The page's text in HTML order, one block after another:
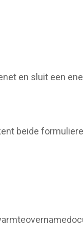
en sluit een
beide